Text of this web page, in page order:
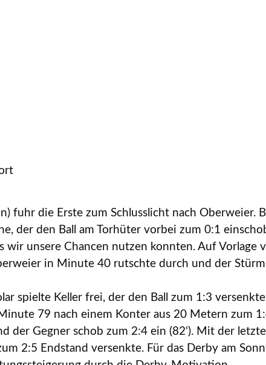
fuhr die Erste zum Schlusslicht nach Oberweier.
der den Ball am Torhüter vorbei zum 0:1
unsere Chancen nutzen konnten. Auf Vorlage
in Minute 40 rutschte durch und der
spielte Keller frei, der den Ball zum 1:3 versenkte
79 nach einem Konter aus 20 Metern zum
der Gegner schob zum 2:4 ein (82‘). Mit der
2:5 Endstand versenkte. Für das Derby am